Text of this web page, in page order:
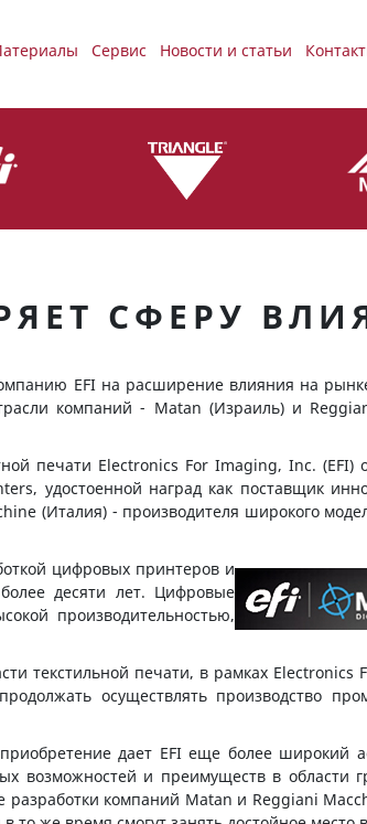
Сервис Новости и статьи
СФЕРУ
EFI на расширение влияния на
компаний - Matan (Израиль) и
печати Electronics For Imaging, Inc. (EFI)
удостоенной наград как поставщик
(Италия) - производителя широкого
цифровых принтеров и
десяти лет. Цифровые
производительностью,
текстильной печати, в рамках Electronics
осуществлять производство
дает EFI еще более широкий
возможностей и преимуществ в области
компаний Matan и Reggiani